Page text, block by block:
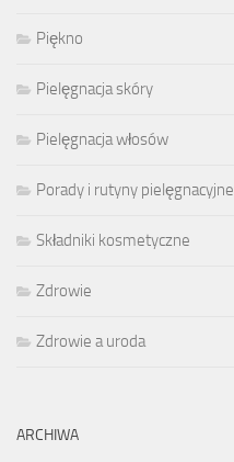
Piękno
Pielęgnacja skóry
Pielęgnacja włosów
Porady i rutyny pielęgnacyjne
Składniki kosmetyczne
Zdrowie
Zdrowie a uroda
ARCHIWA